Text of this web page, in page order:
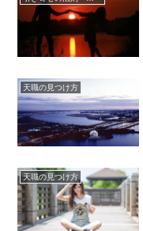
天職の見つけ方
天職の見つけ方